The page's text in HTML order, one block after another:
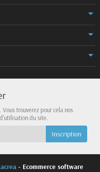
trouverez pour cela nos
du site.
- Ecommerce software